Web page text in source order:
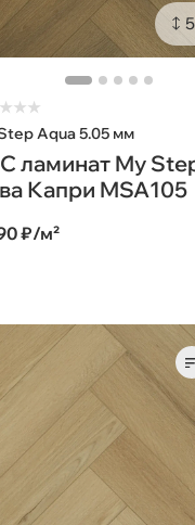
★★★
Aqua 5.05 мм
ламинат My
Капри MSA105
₽/м²